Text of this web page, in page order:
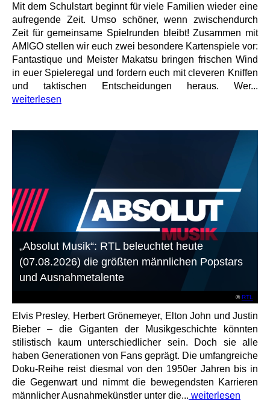
Mit dem Schulstart beginnt für viele Familien wieder eine
aufregende Zeit. Umso schöner, wenn zwischendurch
Zeit für gemeinsame Spielrunden bleibt! Zusammen mit
AMIGO stellen wir euch zwei besondere Kartenspiele vor:
Fantastique und Meister Makatsu bringen frischen Wind
in euer Spieleregal und fordern euch mit cleveren Kniffen
und taktischen Entscheidungen heraus. Wer...
weiterlesen
©RTL
„Absolut Musik“: RTL beleuchtet heute
(07.08.2026) die größten männlichen Popstars
und Ausnahmetalente
Elvis Presley, Herbert Grönemeyer, Elton John und Justin
Bieber – die Giganten der Musikgeschichte könnten
stilistisch kaum unterschiedlicher sein. Doch sie alle
haben Generationen von Fans geprägt. Die umfangreiche
Doku-Reihe reist diesmal von den 1950er Jahren bis in
die Gegenwart und nimmt die bewegendsten Karrieren
männlicher Ausnahmekünstler unter die... weiterlesen